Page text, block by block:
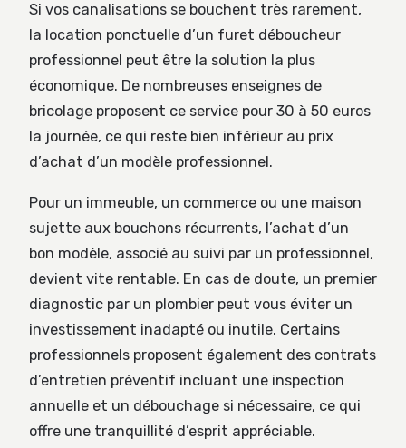
Si vos canalisations se bouchent très rarement,
la location ponctuelle d’un furet déboucheur
professionnel peut être la solution la plus
économique. De nombreuses enseignes de
bricolage proposent ce service pour 30 à 50 euros
la journée, ce qui reste bien inférieur au prix
d’achat d’un modèle professionnel.
Pour un immeuble, un commerce ou une maison
sujette aux bouchons récurrents, l’achat d’un
bon modèle, associé au suivi par un professionnel,
devient vite rentable. En cas de doute, un premier
diagnostic par un plombier peut vous éviter un
investissement inadapté ou inutile. Certains
professionnels proposent également des contrats
d’entretien préventif incluant une inspection
annuelle et un débouchage si nécessaire, ce qui
offre une tranquillité d’esprit appréciable.